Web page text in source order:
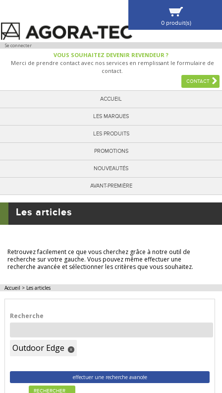
Se connecter
VOUS SOUHAITEZ DEVENIR REVENDEUR ?
Merci de prendre contact avec nos services en remplissant le formulaire de
contact.
CONTACT
ACCUEIL
LES MARQUES
LES PRODUITS
PROMOTIONS
NOUVEAUTÉS
AVANT-PREMIÈRE
0 produit(s)
VOIR MA SÉLECTION
Les articles
Retrouvez facilement ce que vous cherchez grâce à notre outil de
recherche sur votre gauche. Vous pouvez même effectuer une
recherche avancée et sélectionner les critères que vous souhaitez.
Accueil > Les articles
Recherche
Outdoor Edge x
effectuer une recherche avancée
RECHERCHER